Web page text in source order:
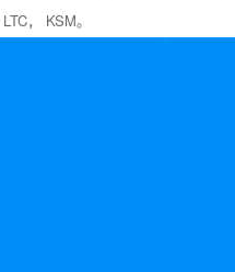
， KSM。